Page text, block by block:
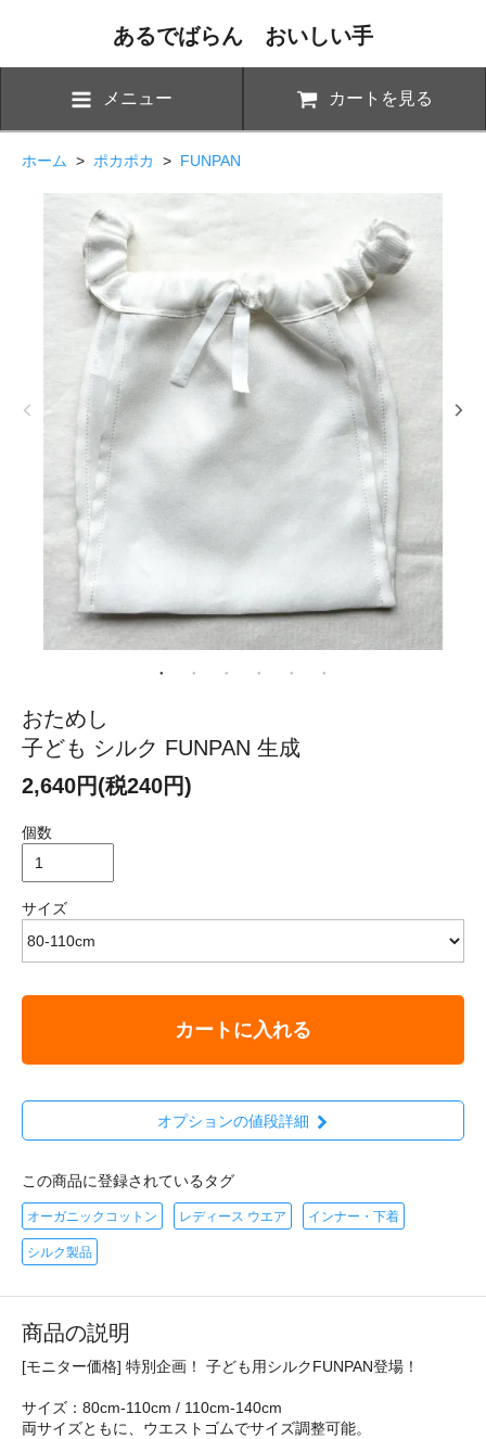
あるでばらん おいしい手
メニュー カートを見る
ホーム > ポカポカ > FUNPAN
おためし
子ども シルク FUNPAN 生成
2,640円(税240円)
個数
サイズ
カートに入れる
オプションの値段詳細
この商品に登録されているタグ
オーガニックコットン レディース ウエア インナー・下着
シルク製品
商品の説明
[モニター価格] 特別企画！ 子ども用シルクFUNPAN登場！
サイズ：80cm-110cm / 110cm-140cm
両サイズともに、ウエストゴムでサイズ調整可能。